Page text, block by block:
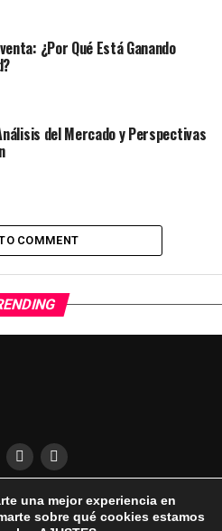
¿Por Qué Está Ganando
del Mercado y Perspectivas
COMMENT
USO
DESCARGO DE RESPONSABILIDAD
una mejor experiencia en
sobre qué cookies estamos